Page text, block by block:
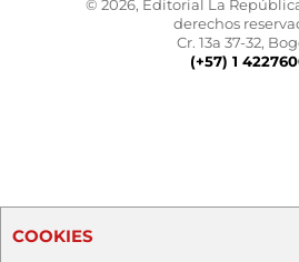
© 2026, Editorial La República
derechos
Cr. 13a 37-32,
(+57) 1
COOKIES